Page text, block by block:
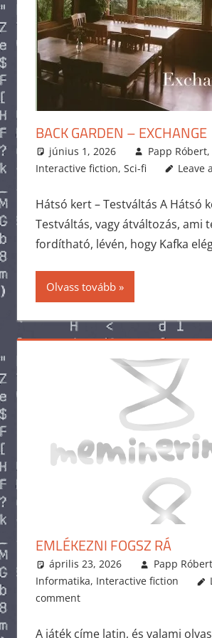
BACK GARDEN – EXCHANGE
június 1, 2026 Papp Róbert,
Interactive fiction, Sci-fi Leave
Hátsó kert – Testváltás A Hátsó
Testváltás, vagy átváltozás, ami
fordítható, lévén, hogy Kafka
Olvass tovább
EMLÉKEZNI FOGSZ RÁ
április 23, 2026
Papp
Informatika, Interactive fiction
comment
A játék címe latin, és valami